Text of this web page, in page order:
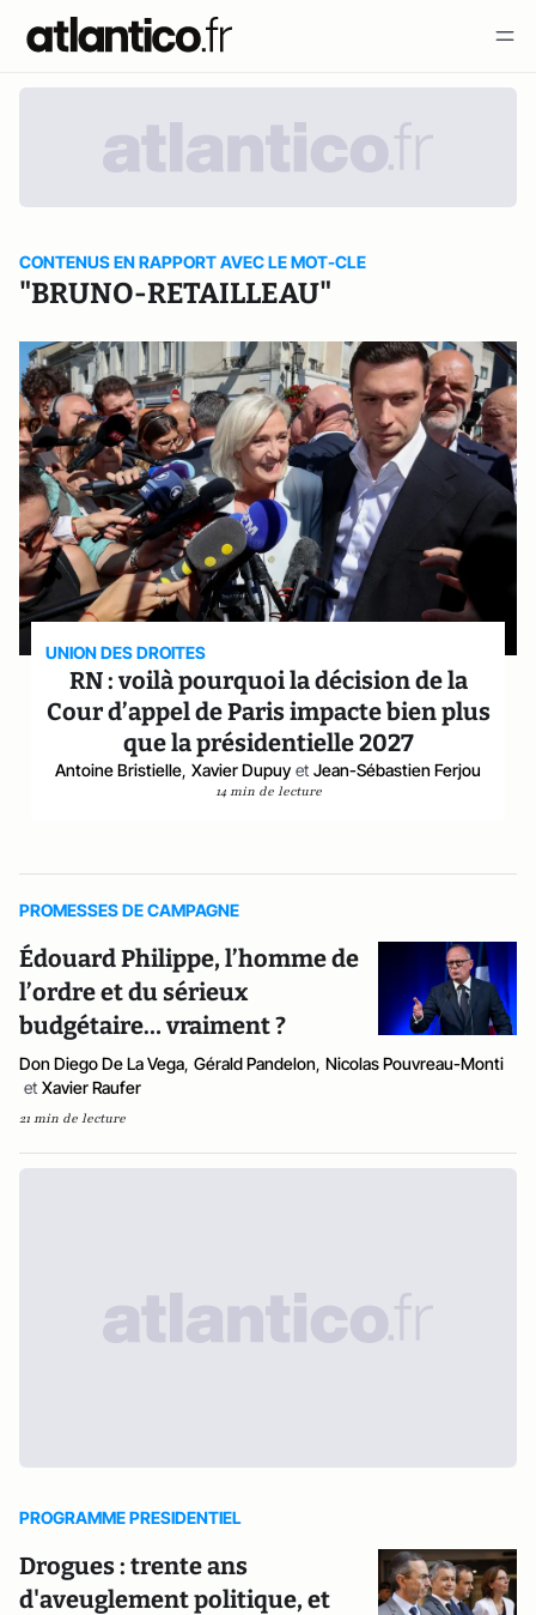
CONTENUS EN RAPPORT AVEC LE MOT-CLE
"BRUNO-RETAILLEAU"
UNION DES DROITES
RN : voilà pourquoi la décision de la
Cour d’appel de Paris impacte bien plus
que la présidentielle 2027
Antoine Bristielle, Xavier Dupuy et Jean-Sébastien Ferjou
14 min de lecture
PROMESSES DE CAMPAGNE
Édouard Philippe, l’homme de
l’ordre et du sérieux
budgétaire… vraiment ?
Don Diego De La Vega, Gérald Pandelon, Nicolas Pouvreau-Monti
et Xavier Raufer
21 min de lecture
PROGRAMME PRESIDENTIEL
Drogues : trente ans
d'aveuglement politique, et